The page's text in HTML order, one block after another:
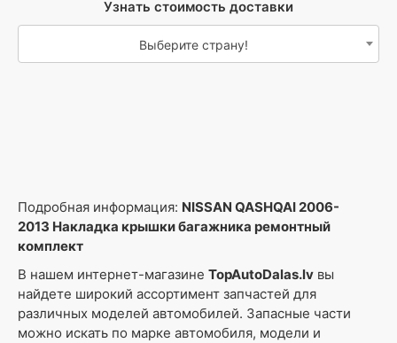
Узнать стоимость доставки
Выберите страну!
Подробная информация: NISSAN QASHQAI 2006-
2013 Накладка крышки багажника ремонтный
комплект
В нашем интернет-магазине TopAutoDalas.lv вы
найдете широкий ассортимент запчастей для
различных моделей автомобилей. Запасные части
можно искать по марке автомобиля, модели и